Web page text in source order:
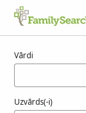
Vārdi
Uzvārds(-i)